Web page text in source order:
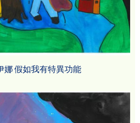
娜 假如我有特異功能